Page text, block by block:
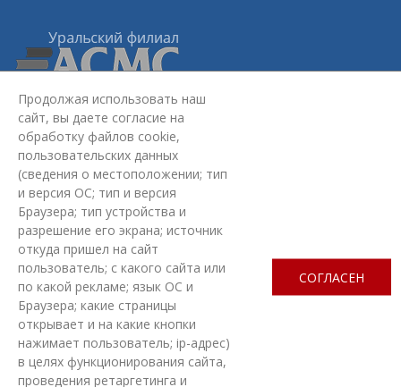
Уральский филиал АСМС:
Красноармейская, стр. 4Б, 2 этаж
+7 (343) 363-03-30
omd@ufasms.ru
МЫ В СОЦСЕТЯХ
ЗАДАТЬ ВОПРОС
Продолжая использовать наш
сайт, вы даете согласие на
обработку файлов cookie,
пользовательских данных
(сведения о местоположении; тип
и версия ОС; тип и версия
Браузера; тип устройства и
разрешение его экрана; источник
откуда пришел на сайт
пользователь; с какого сайта или
по какой рекламе; язык ОС и
Браузера; какие страницы
открывает и на какие кнопки
нажимает пользователь; ip-адрес)
в целях функционирования сайта,
проведения ретаргетинга и
СОГЛАСЕН